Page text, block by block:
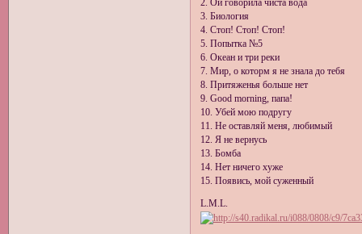
3. Биология
4. Стоп! Стоп! Стоп!
5. Попытка №5
6. Океан и три реки
7. Мир, о которм я не знала до тебя
8. Притяженья больше нет
9. Good morning, папа!
10. Убей мою подругу
11. Не оставляй меня, любимый
12. Я не вернусь
13. Бомба
14. Нет ничего хуже
15. Появись, мой суженный
L.M.L.